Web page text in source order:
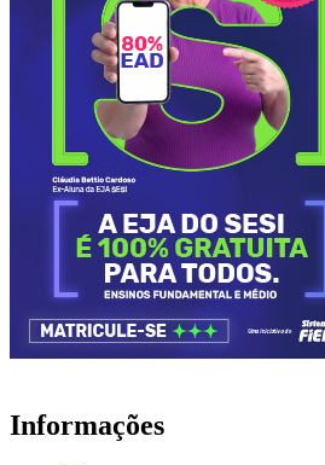
Informações